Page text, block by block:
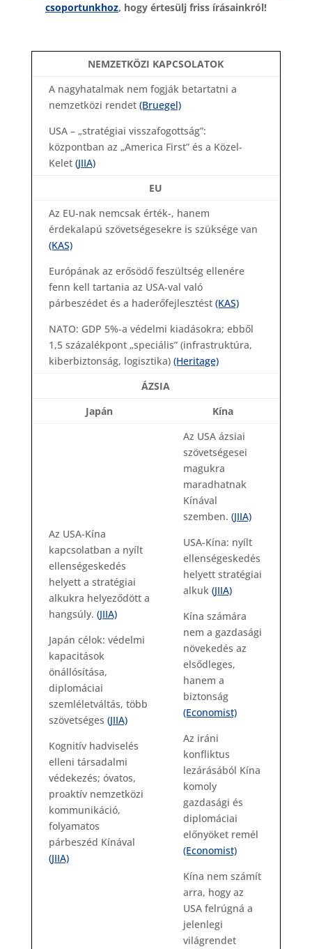
csoportunkhoz, hogy értesülj friss írásainkról!
NEMZETKÖZI KAPCSOLATOK
A nagyhatalmak nem fogják betartatni a
nemzetközi rendet (Bruegel)
USA – „stratégiai visszafogottság”:
központban az „America First” és a Közel-
Kelet (JIIA)
EU
Az EU-nak nemcsak érték-, hanem
érdekalapú szövetségesekre is szüksége van
(KAS)
Európának az erősödő feszültség ellenére
fenn kell tartania az USA-val való
párbeszédet és a haderőfejlesztést (KAS)
NATO: GDP 5%-a védelmi kiadásokra; ebből
1,5 százalékpont „speciális” (infrastruktúra,
kiberbiztonság, logisztika) (Heritage)
ÁZSIA
Japán
Kína
Az USA-Kína
kapcsolatban a nyílt
ellenségeskedés
helyett a stratégiai
alkukra helyeződött a
hangsúly. (JIIA)
Japán célok: védelmi
kapacitások
önállósítása,
diplomáciai
szemléletváltás, több
szövetséges (JIIA)
Kognitív hadviselés
elleni társadalmi
védekezés; óvatos,
proaktív nemzetközi
kommunikáció,
folyamatos
párbeszéd Kínával
(JIIA)
Az USA ázsiai
szövetségesei
magukra
maradhatnak
Kínával
szemben. (JIIA)
USA-Kína: nyílt
ellenségeskedés
helyett stratégiai
alkuk (JIIA)
Kína számára
nem a gazdasági
növekedés az
elsődleges,
hanem a
biztonság
(Economist)
Az iráni
konfliktus
lezárásából Kína
komoly
gazdasági és
diplomáciai
előnyöket remél
(Economist)
Kína nem számít
arra, hogy az
USA felrúgná a
jelenlegi
világrendet